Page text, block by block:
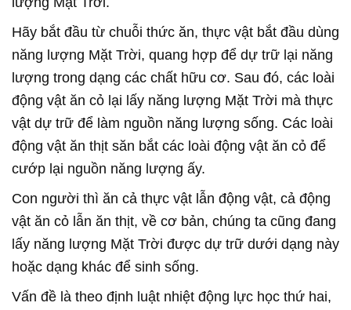
Hãy bắt đầu từ chuỗi thức ăn, thực vật bắt đầu dùng
năng lượng Mặt Trời, quang hợp để dự trữ lại năng
lượng trong dạng các chất hữu cơ. Sau đó, các loài
động vật ăn cỏ lại lấy năng lượng Mặt Trời mà thực
vật dự trữ để làm nguồn năng lượng sống. Các loài
động vật ăn thịt săn bắt các loài động vật ăn cỏ để
cướp lại nguồn năng lượng ấy.
Con người thì ăn cả thực vật lẫn động vật, cả động
vật ăn cỏ lẫn ăn thịt, về cơ bản, chúng ta cũng đang
lấy năng lượng Mặt Trời được dự trữ dưới dạng này
hoặc dạng khác để sinh sống.
Vấn đề là theo định luật nhiệt động lực học thứ hai,